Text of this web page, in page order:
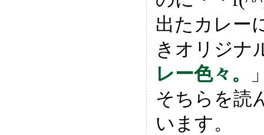
出たカレー
きオリジナ
レー色々。
そちらを読
います。